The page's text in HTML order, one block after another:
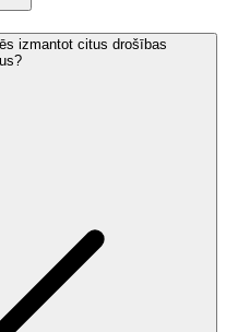
izmantot citus drošības